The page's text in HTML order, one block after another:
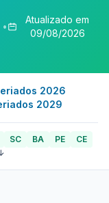
•
Atualizado em
09/08/2026
2026
2029
SC BA PE
CE